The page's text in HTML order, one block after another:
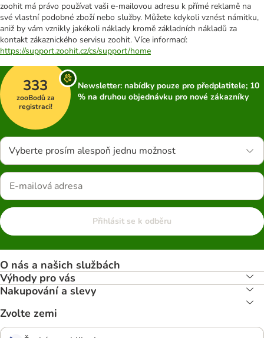
zoohit má právo používat vaši e-mailovou adresu k přímé reklamě na
své vlastní podobné zboží nebo služby. Můžete kdykoli vznést námitku,
aniž by vám vznikly jakékoli náklady kromě základních nákladů za
kontakt zákaznického servisu zoohit. Více informací:
https://support.zoohit.cz/cs/support/home
333
zooBodů za
registraci!
Newsletter: nabídky pouze pro předplatitele; 10
% na druhou objednávku pro nové zákazníky
Vyberte prosím alespoň jednu možnost
Přihlásit se k odběru
O nás a našich službách
Výhody pro vás
Nakupování a slevy
Zvolte zemi